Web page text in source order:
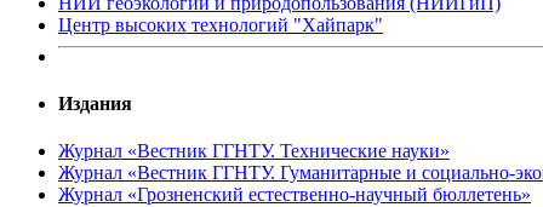
Центр высоких технологий "Хайпарк"
Издания
Журнал «Вестник ГГНТУ. Технические науки»
Журнал «Вестник ГГНТУ. Гуманитарные и социально-
Журнал «Грозненский естественно-научный бюллетень»